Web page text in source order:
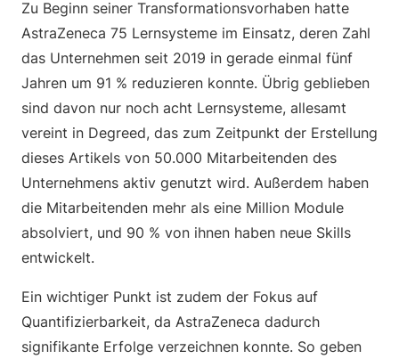
Zu Beginn seiner Transformationsvorhaben hatte
AstraZeneca 75 Lernsysteme im Einsatz, deren Zahl
das Unternehmen seit 2019 in gerade einmal fünf
Jahren um 91 % reduzieren konnte. Übrig geblieben
sind davon nur noch acht Lernsysteme, allesamt
vereint in Degreed, das zum Zeitpunkt der Erstellung
dieses Artikels von 50.000 Mitarbeitenden des
Unternehmens aktiv genutzt wird. Außerdem haben
die Mitarbeitenden mehr als eine Million Module
absolviert, und 90 % von ihnen haben neue Skills
entwickelt.
Ein wichtiger Punkt ist zudem der Fokus auf
Quantifizierbarkeit, da AstraZeneca dadurch
signifikante Erfolge verzeichnen konnte. So geben